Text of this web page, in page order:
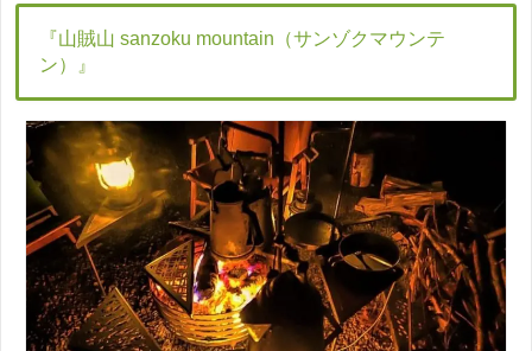
『山賊山 sanzoku mountain（サンゾクマウンテ
ン）』